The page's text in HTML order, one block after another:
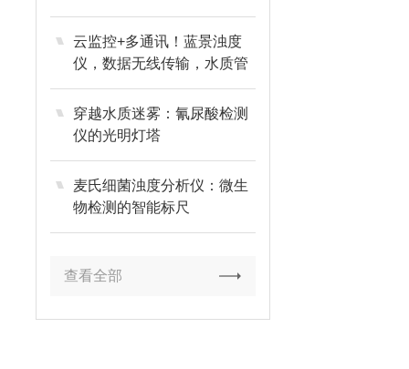
门，全域纵深监测
云监控+多通讯！蓝景浊度
仪，数据无线传输，水质管
理智能化升级
穿越水质迷雾：氰尿酸检测
仪的光明灯塔
麦氏细菌浊度分析仪：微生
物检测的智能标尺
查看全部